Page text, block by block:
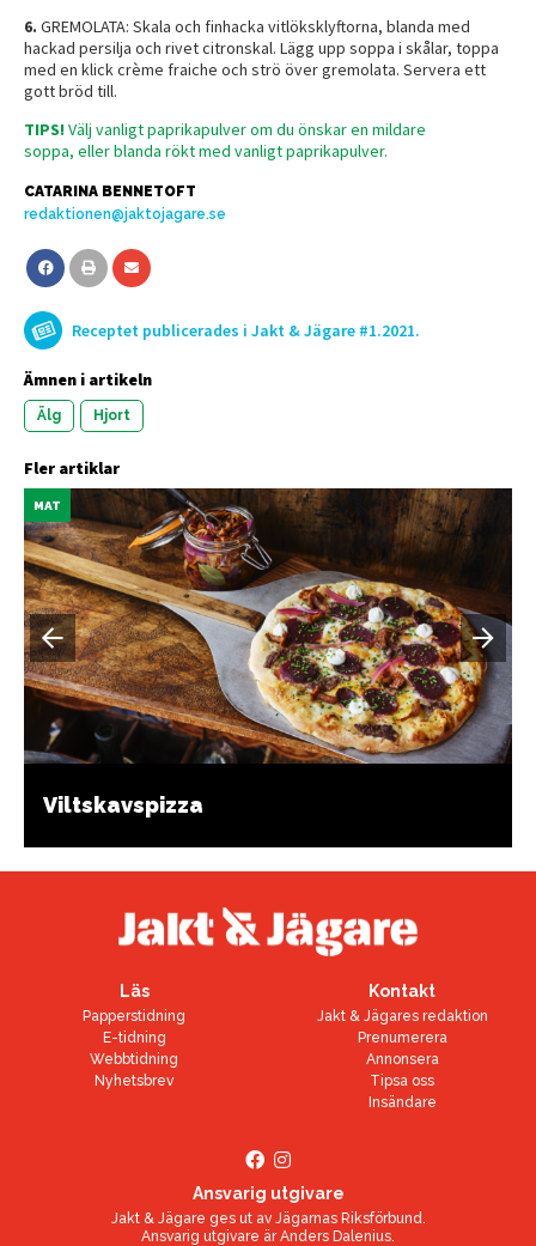
6. GREMOLATA: Skala och finhacka vitlöksklyftorna, blanda med
hackad persilja och rivet citronskal. Lägg upp soppa i skålar, toppa
med en klick crème fraiche och strö över gremolata. Servera ett
gott bröd till.
TIPS!Välj vanligt paprikapulver om du önskar en mildare
soppa, eller blanda rökt med vanligt paprikapulver.
CATARINA BENNETOFT
redaktionen@jaktojagare.se
Receptet publicerades i Jakt & Jägare #1.2021.
Ämnen i artikeln
Älg Hjort
Fler artiklar
MAT
Viltskavspizza
Läs
Papperstidning
E-tidning
Webbtidning
Nyhetsbrev
Kontakt
Jakt & Jägares redaktion
Prenumerera
Annonsera
Tipsa oss
Insändare
Ansvarig utgivare
Jakt & Jägare ges ut av Jägarnas Riksförbund.
Ansvarig utgivare ärAnders Dalenius.